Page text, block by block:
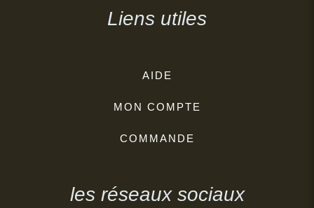
Liens utiles
AIDE
MON COMPTE
COMMANDE
les réseaux sociaux